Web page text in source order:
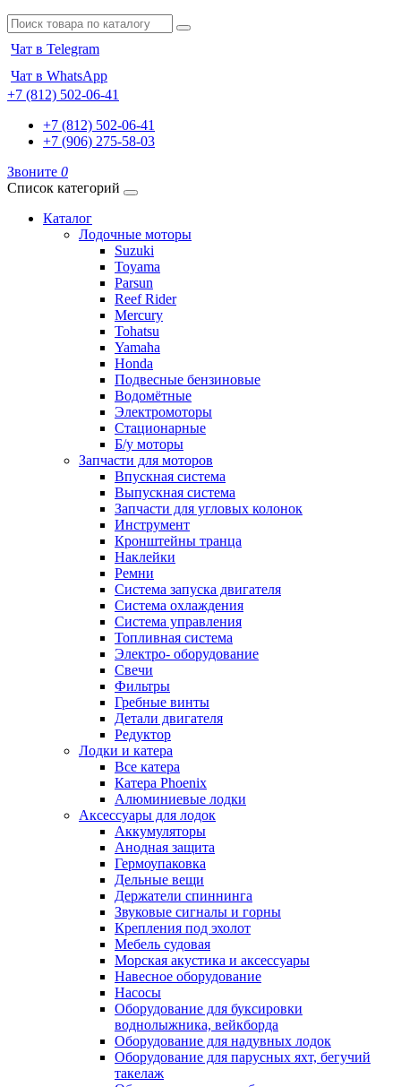
Чат в Telegram
Чат в WhatsApp
+7 (812) 502-06-41
+7 (812) 502-06-41
+7 (906) 275-58-03
Звоните 0
Список категорий
Каталог
Лодочные моторы
Suzuki
Toyama
Parsun
Reef Rider
Mercury
Tohatsu
Yamaha
Honda
Подвесные бензиновые
Водомётные
Электромоторы
Стационарные
Б/у моторы
Запчасти для моторов
Впускная система
Выпускная система
Запчасти для угловых колонок
Инструмент
Кронштейны транца
Наклейки
Ремни
Система запуска двигателя
Система охлаждения
Система управления
Топливная система
Электро- оборудование
Свечи
Фильтры
Гребные винты
Детали двигателя
Редуктор
Лодки и катера
Все катера
Катера Phoenix
Алюминиевые лодки
Аксессуары для лодок
Аккумуляторы
Анодная защита
Гермоупаковка
Дельные вещи
Держатели спиннинга
Звуковые сигналы и горны
Крепления под эхолот
Мебель судовая
Морская акустика и аксессуары
Навесное оборудование
Насосы
Оборудование для буксировки
воднолыжника, вейкборда
Оборудование для надувных лодок
Оборудование для парусных яхт, бегучий
такелаж